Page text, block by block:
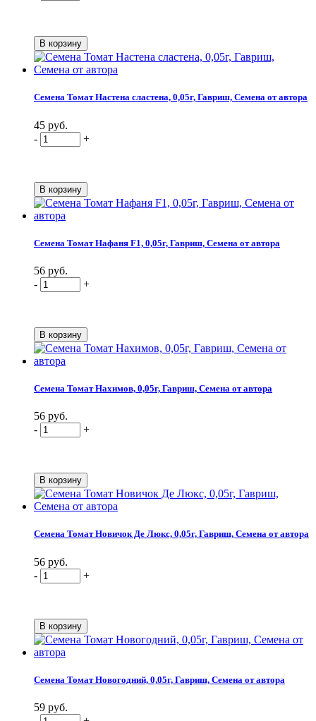
Семена Томат Настена сластена, 0,05г, Гавриш, Семена от автора
45 руб.
-
+
Семена Томат Нафаня F1, 0,05г, Гавриш, Семена от автора
56 руб.
-
+
Семена Томат Нахимов, 0,05г, Гавриш, Семена от автора
56 руб.
-
+
Семена Томат Новичок Де Люкс, 0,05г, Гавриш, Семена от автора
56 руб.
-
+
Семена Томат Новогодний, 0,05г, Гавриш, Семена от автора
59 руб.